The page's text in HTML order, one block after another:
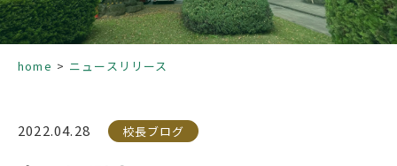
部活動
home ニュースリリース
2022.04.28 校長ブログ